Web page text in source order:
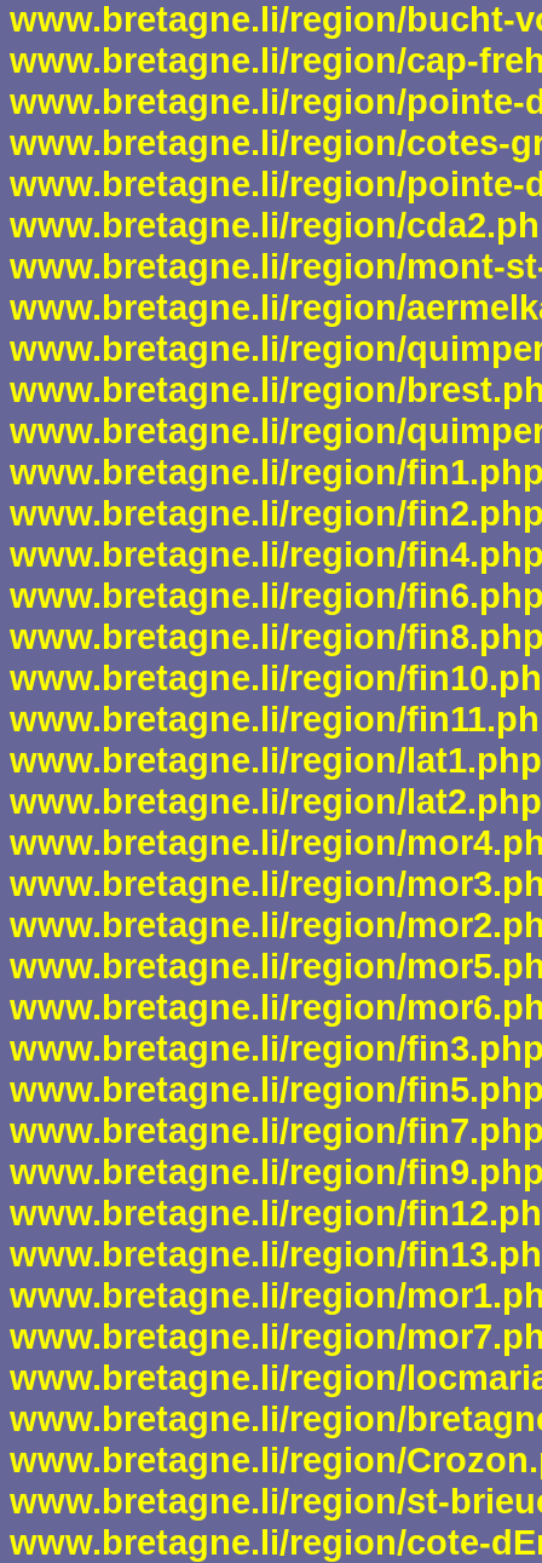
www.bretagne.li/region/bucht-
www.bretagne.li/region/cap-
www.bretagne.li/region/pointe-
www.bretagne.li/region/cotes-
www.bretagne.li/region/pointe-
www.bretagne.li/region/
www.bretagne.li/region/mont-
www.bretagne.li/region/
www.bretagne.li/region/
www.bretagne.li/region/
www.bretagne.li/region/
www.bretagne.li/region/
www.bretagne.li/region/
www.bretagne.li/region/
www.bretagne.li/region/
www.bretagne.li/region/
www.bretagne.li/region/
www.bretagne.li/region/
www.bretagne.li/region/lat1.php
www.bretagne.li/region/lat2.php
www.bretagne.li/region/
www.bretagne.li/region/
www.bretagne.li/region/
www.bretagne.li/region/
www.bretagne.li/region/
www.bretagne.li/region/
www.bretagne.li/region/
www.bretagne.li/region/
www.bretagne.li/region/
www.bretagne.li/region/
www.bretagne.li/region/
www.bretagne.li/region/
www.bretagne.li/region/
www.bretagne.li/region/
www.bretagne.li/region/
www.bretagne.li/region/
www.bretagne.li/region/st-
www.bretagne.li/region/cote-